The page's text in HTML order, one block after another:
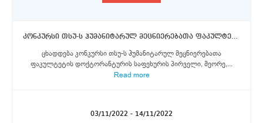
კონკურსი თსუ-ს ჰუმანიტარულ მეცნიერებათა ფაკულტეტის დოქტორანტურის საფეხურის სტუდენტებისთვის ეტვოშ ლორანდის უნივერსიტეტში ერაზმუს+ პროგრამის სტიპენდიების მოსაპოვებლად
ცხადდება კონკურსი თსუ-ს ჰუმანიტარულ მეცნიერებათა
ფაკულტეტის დოქტორანტურის საფეხურის პირველი, მეორე,...
Read more
03/11/2022 - 14/11/2022